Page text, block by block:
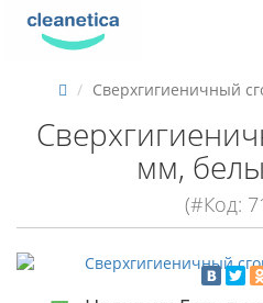
Сверхгигиеничный
мм,
(#Код: